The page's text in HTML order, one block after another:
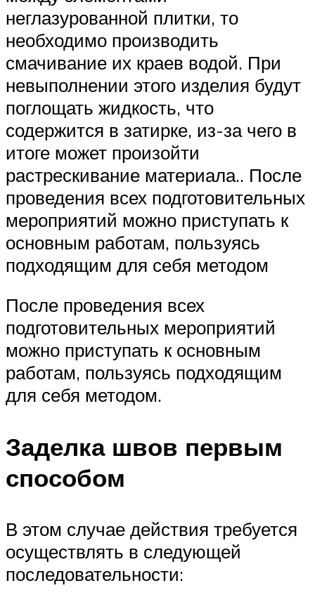
неглазурованной плитки, то
необходимо производить
смачивание их краев водой. При
невыполнении этого изделия будут
поглощать жидкость, что
содержится в затирке, из-за чего в
итоге может произойти
растрескивание материала.. После
проведения всех подготовительных
мероприятий можно приступать к
основным работам, пользуясь
подходящим для себя методом
После проведения всех
подготовительных мероприятий
можно приступать к основным
работам, пользуясь подходящим
для себя методом.
Заделка швов первым
способом
В этом случае действия требуется
осуществлять в следующей
последовательности: